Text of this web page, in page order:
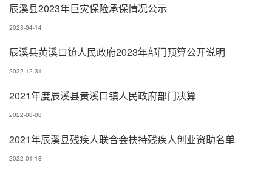
辰溪县2023年巨灾保险承保情况公示
2023-04-14
辰溪县黄溪口镇人民政府2023年部门预算公开说明
2022-12-31
2021年度辰溪县黄溪口镇人民政府部门决算
2022-08-08
2021年辰溪县残疾人联合会扶持残疾人创业资助名单
2022-01-18